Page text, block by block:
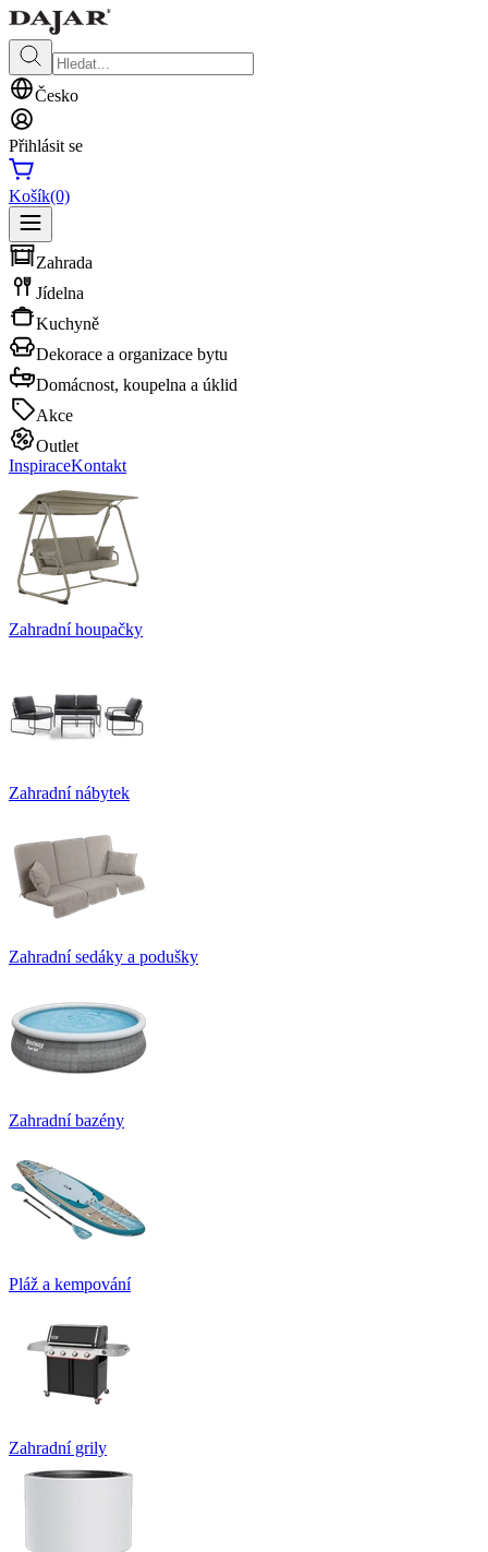
Česko
Přihlásit se
Košík(0)
Zahrada
Jídelna
Kuchyně
Dekorace a organizace bytu
Domácnost, koupelna a úklid
Akce
Outlet
InspiraceKontakt
Zahradní houpačky
Zahradní nábytek
Zahradní sedáky a podušky
Zahradní bazény
Pláž a kempování
Zahradní grily